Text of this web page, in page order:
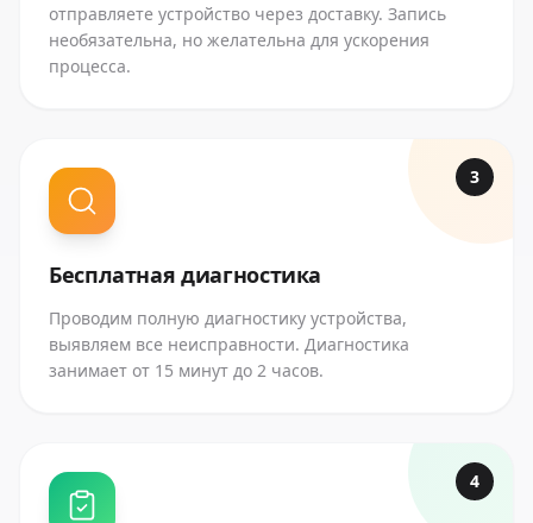
отправляете устройство через доставку. Запись
необязательна, но желательна для ускорения
процесса.
3
Бесплатная диагностика
Проводим полную диагностику устройства,
выявляем все неисправности. Диагностика
занимает от 15 минут до 2 часов.
4